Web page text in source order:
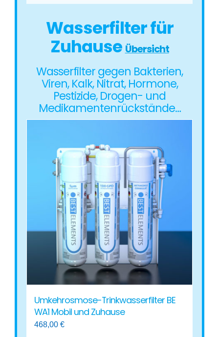
Wasserfilter für
ZuhauseÜbersicht
Wasserfilter gegen Bakterien,
Viren, Kalk, Nitrat, Hormone,
Pestizide, Drogen- und
Medikamentenrückstände…
Umkehrosmose-Trinkwasserfilter BE
WA1 Mobil und Zuhause
468,00€